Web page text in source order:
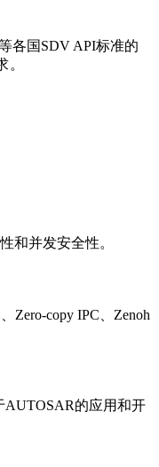
各国SDV API标准的
。
和并发安全性。
Zero-copy IPC、Zenoh
的应用和开